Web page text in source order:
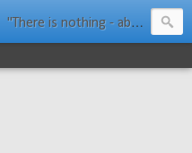
"There is nothing - absolutely nothing - half so much worth doing as simply messing about in boats." Water Rat, Kenneth Grahame